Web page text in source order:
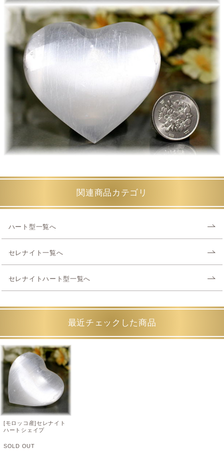
関連商品カテゴリ
ハート型一覧へ
セレナイト一覧へ
セレナイトハート型一覧へ
最近チェックした商品
[モロッコ産]セレナイト
ハートシェイプ
SOLD OUT